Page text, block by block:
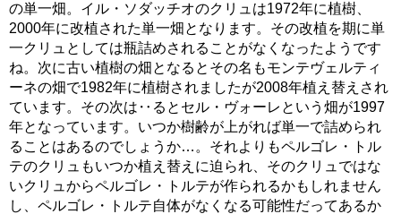
の単一畑。イル・ソダッチオのクリュは1972年に植樹、
2000年に改植された単一畑となります。その改植を期に単
一クリュとしては瓶詰めされることがなくなったようです
ね。次に古い植樹の畑となるとその名もモンテヴェルティ
ーネの畑で1982年に植樹されましたが2008年植え替えされ
ています。その次は‥るとセル・ヴォーレという畑が1997
年となっています。いつか樹齢が上がれば単一で詰められ
ることはあるのでしょうか…。それよりもペルゴレ・トル
テのクリュもいつか植え替えに迫られ、そのクリュではな
いクリュからペルゴレ・トルテが作られるかもしれません
し、ペルゴレ・トルテ自体がなくなる可能性だってあるか